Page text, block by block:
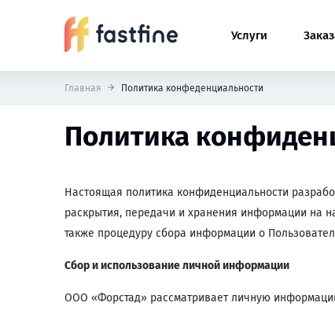
Услуги
Главная Политика конфеденциальности
Политика
Настоящая политика конфиденциальности
раскрытия, передачи и хранения информации на
также процедуру сбора информации о
Сбор и использование личной информации
ООО «Форстад» рассматривает личную